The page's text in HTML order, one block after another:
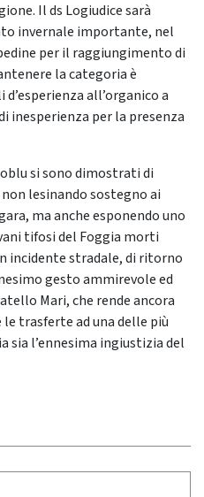
Il ds Logiudice sarà
invernale importante, nel
per il raggiungimento di
la categoria è
all’organico a
inesperienza per la presenza
si sono dimostrati di
lesinando sostegno ai
ma anche esponendo uno
tifosi del Foggia morti
incidente stradale, di ritorno
gesto ammirevole ed
Mari, che rende ancora
trasferte ad una delle più
sia l’ennesima ingiustizia del